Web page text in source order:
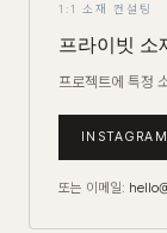
1:1 소재 컨설팅
프라이빗 소
프로젝트에 특정
또는 이메일: